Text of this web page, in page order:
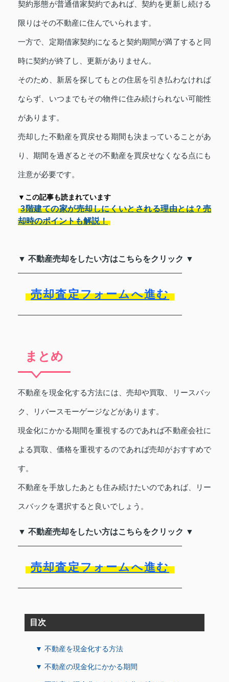
契約形態が普通借家契約であれば、契約を更新し続ける
限りはその不動産に住んでいられます。
一方で、定期借家契約になると契約期間が満了すると同
時に契約が終了し、更新がありません。
そのため、新居を探してもとの住居を引き払わなければ
ならず、いつまでもその物件に住み続けられない可能性
があります。
売却した不動産を買戻せる期間も決まっていることがあ
り、期間を過ぎるとその不動産を買戻せなくなる点にも
注意が必要です。
▼この記事も読まれています
3階建ての家が売却しにくいとされる理由とは？売
却時のポイントも解説！
▼ 不動産売却をしたい方はこちらをクリック ▼
売却査定フォームへ進む
まとめ
不動産を現金化する方法には、売却や買取、リースバッ
ク、リバースモーゲージなどがあります。
現金化にかかる期間を重視するのであれば不動産会社に
よる買取、価格を重視するのであれば売却がおすすめで
す。
不動産を手放したあとも住み続けたいのであれば、リー
スバックを選択すると良いでしょう。
▼ 不動産売却をしたい方はこちらをクリック ▼
売却査定フォームへ進む
目次
▼ 不動産を現金化する方法
▼ 不動産の現金化にかかる期間